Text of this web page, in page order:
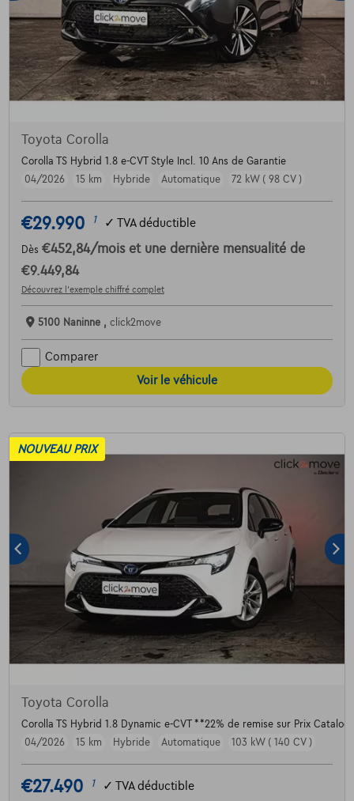
Toyota Corolla
Corolla TS Hybrid 1.8 e-CVT Style Incl. 10 Ans de Garantie
04/2026
15 km Hybride Automatique 72 kW ( 98 CV )
€29.990 1 ✓ TVA déductible
Dès €452,84/mois et une dernière mensualité de
€9.449,84
Découvrez l’exemple chiffré complet
5100 Naninne , click2move
Comparer
Voir le véhicule
NOUVEAU PRIX
Toyota Corolla
Corolla TS Hybrid 1.8 Dynamic e-CVT **22% de remise sur Prix
04/2026
15 km Hybride Automatique 103 kW ( 140 CV )
€27.490 1 ✓ TVA déductible